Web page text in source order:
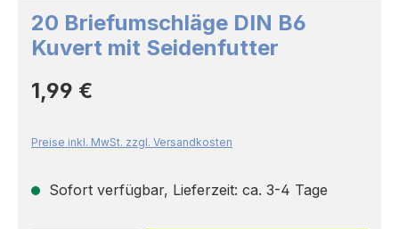
20 Briefumschläge DIN B6
Kuvert mit Seidenfutter
Regulärer Preis:
1,99 €
Preise inkl. MwSt. zzgl. Versandkosten
Sofort verfügbar, Lieferzeit: ca. 3-4 Tage